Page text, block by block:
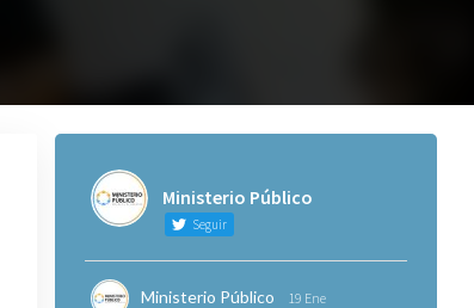
Ministerio Público
Seguir
Ministerio Público 19 Ene